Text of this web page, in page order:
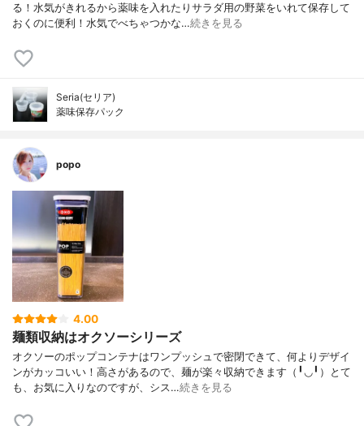
る！水気がきれるから薬味を入れたりサラダ用の野菜をいれて保存して
おくのに便利！水気でべちゃつかな…続きを見る
Seria(セリア)
薬味保存パック
popo
4.00
麺類収納はオクソーシリーズ
オクソーのポップコンテナはワンプッシュで密閉できて、何よりデザイ
ンがカッコいい！高さがあるので、麺が楽々収納できます（╹◡╹）とて
も、お気に入りなのですが、シス…続きを見る